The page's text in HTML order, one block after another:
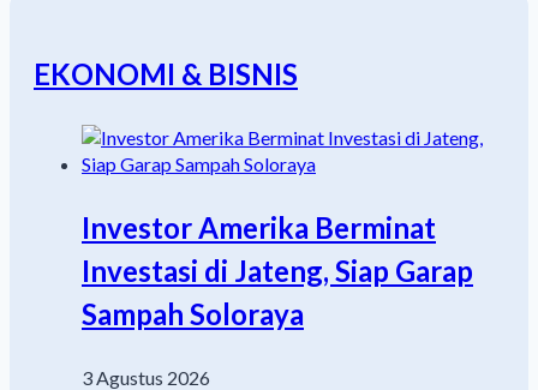
EKONOMI & BISNIS
Investor Amerika Berminat
Investasi di Jateng, Siap Garap
Sampah Soloraya
3 Agustus 2026